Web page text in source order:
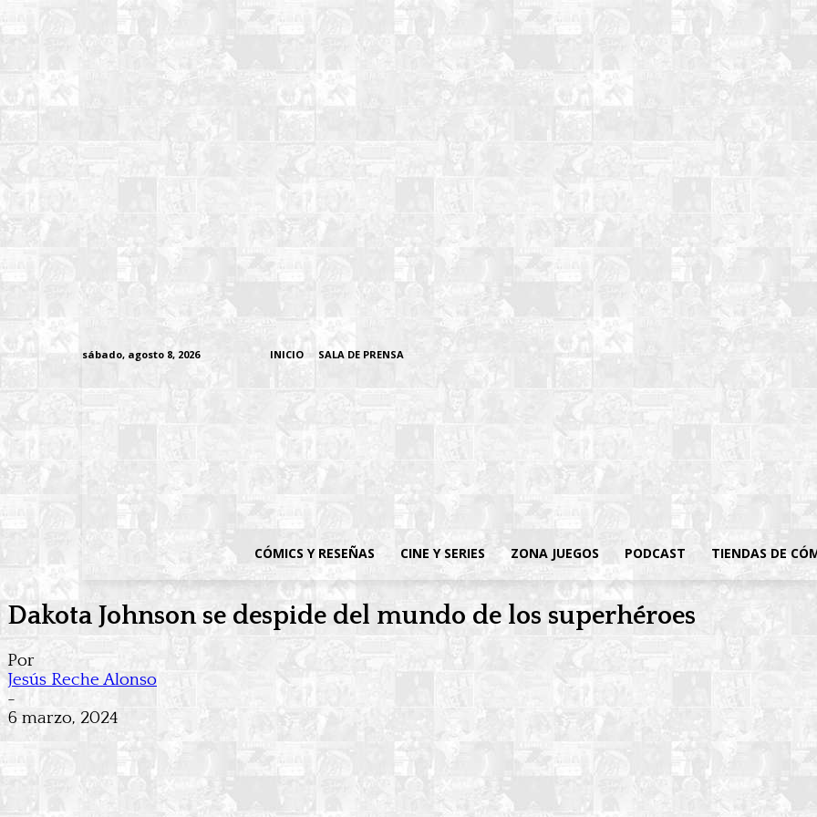
sábado, agosto 8, 2026 INICIO SALA DE PRENSA
CÓMICS Y RESEÑAS CINE Y SERIES ZONA JUEGOS PODCAST TIENDAS DE
Dakota Johnson se despide del mundo de los superhéroes
Por
Jesús Reche Alonso
-
6 marzo, 2024